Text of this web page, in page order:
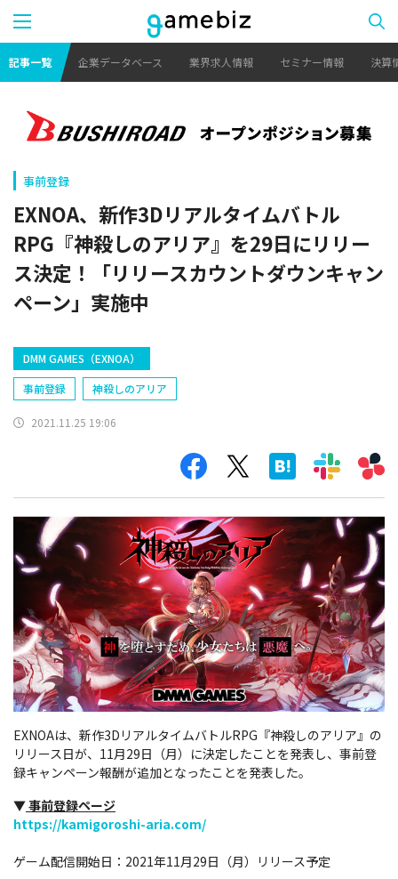
記事一覧 企業データベース 業界求人情報 セミナー情報 決算
事前登録
EXNOA、新作3Dリアルタイムバトル
RPG『神殺しのアリア』を29日にリリー
ス決定！「リリースカウントダウンキャン
ペーン」実施中
DMM GAMES（EXNOA）
事前登録
神殺しのアリア
2021.11.25 19:06
EXNOAは、新作3DリアルタイムバトルRPG『神殺しのアリア』の
リリース日が、11月29日（月）に決定したことを発表し、事前登
録キャンペーン報酬が追加となったことを発表した。
▼事前登録ページ
https://kamigoroshi-aria.com/
ゲーム配信開始日：2021年11月29日（月）リリース予定